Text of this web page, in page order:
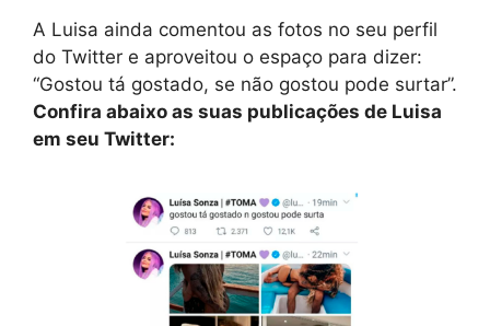
A Luisa ainda comentou as fotos no seu perfil
do Twitter e aproveitou o espaço para dizer:
“Gostou tá gostado, se não gostou pode surtar”.
Confira abaixo as suas publicações de Luisa
em seu Twitter: